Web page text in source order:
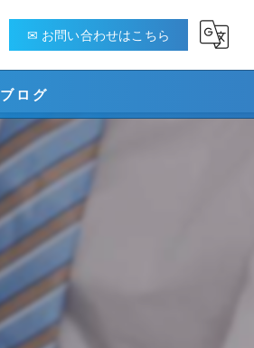
✉ お問い合わせはこちら
ブログ